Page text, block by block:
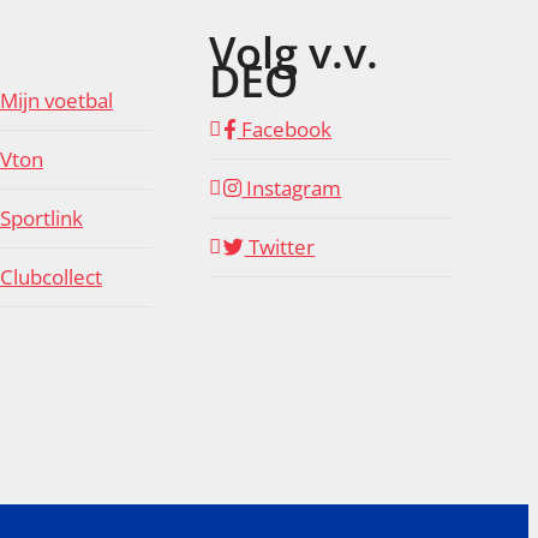
Mijn voetbal
Vton
Sportlink
Clubcollect
Volg v.v.
DEO
Facebook
Instagram
Twitter